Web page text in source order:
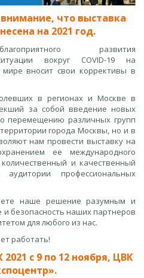
что выставка
на 2021 год.
развития
вокруг COVID-19 на
вносит свои коррективы в
в регионах и Москве в
за собой введение новых
перемещению различных групп
города Москвы, но и в
нам провести выставку на
ее международного
количественный и качественный
профессиональных
наше решение разумным и
безопасность наших партнеров
для любого из нас.
работать!
с 9 по 12 ноября, ЦВК